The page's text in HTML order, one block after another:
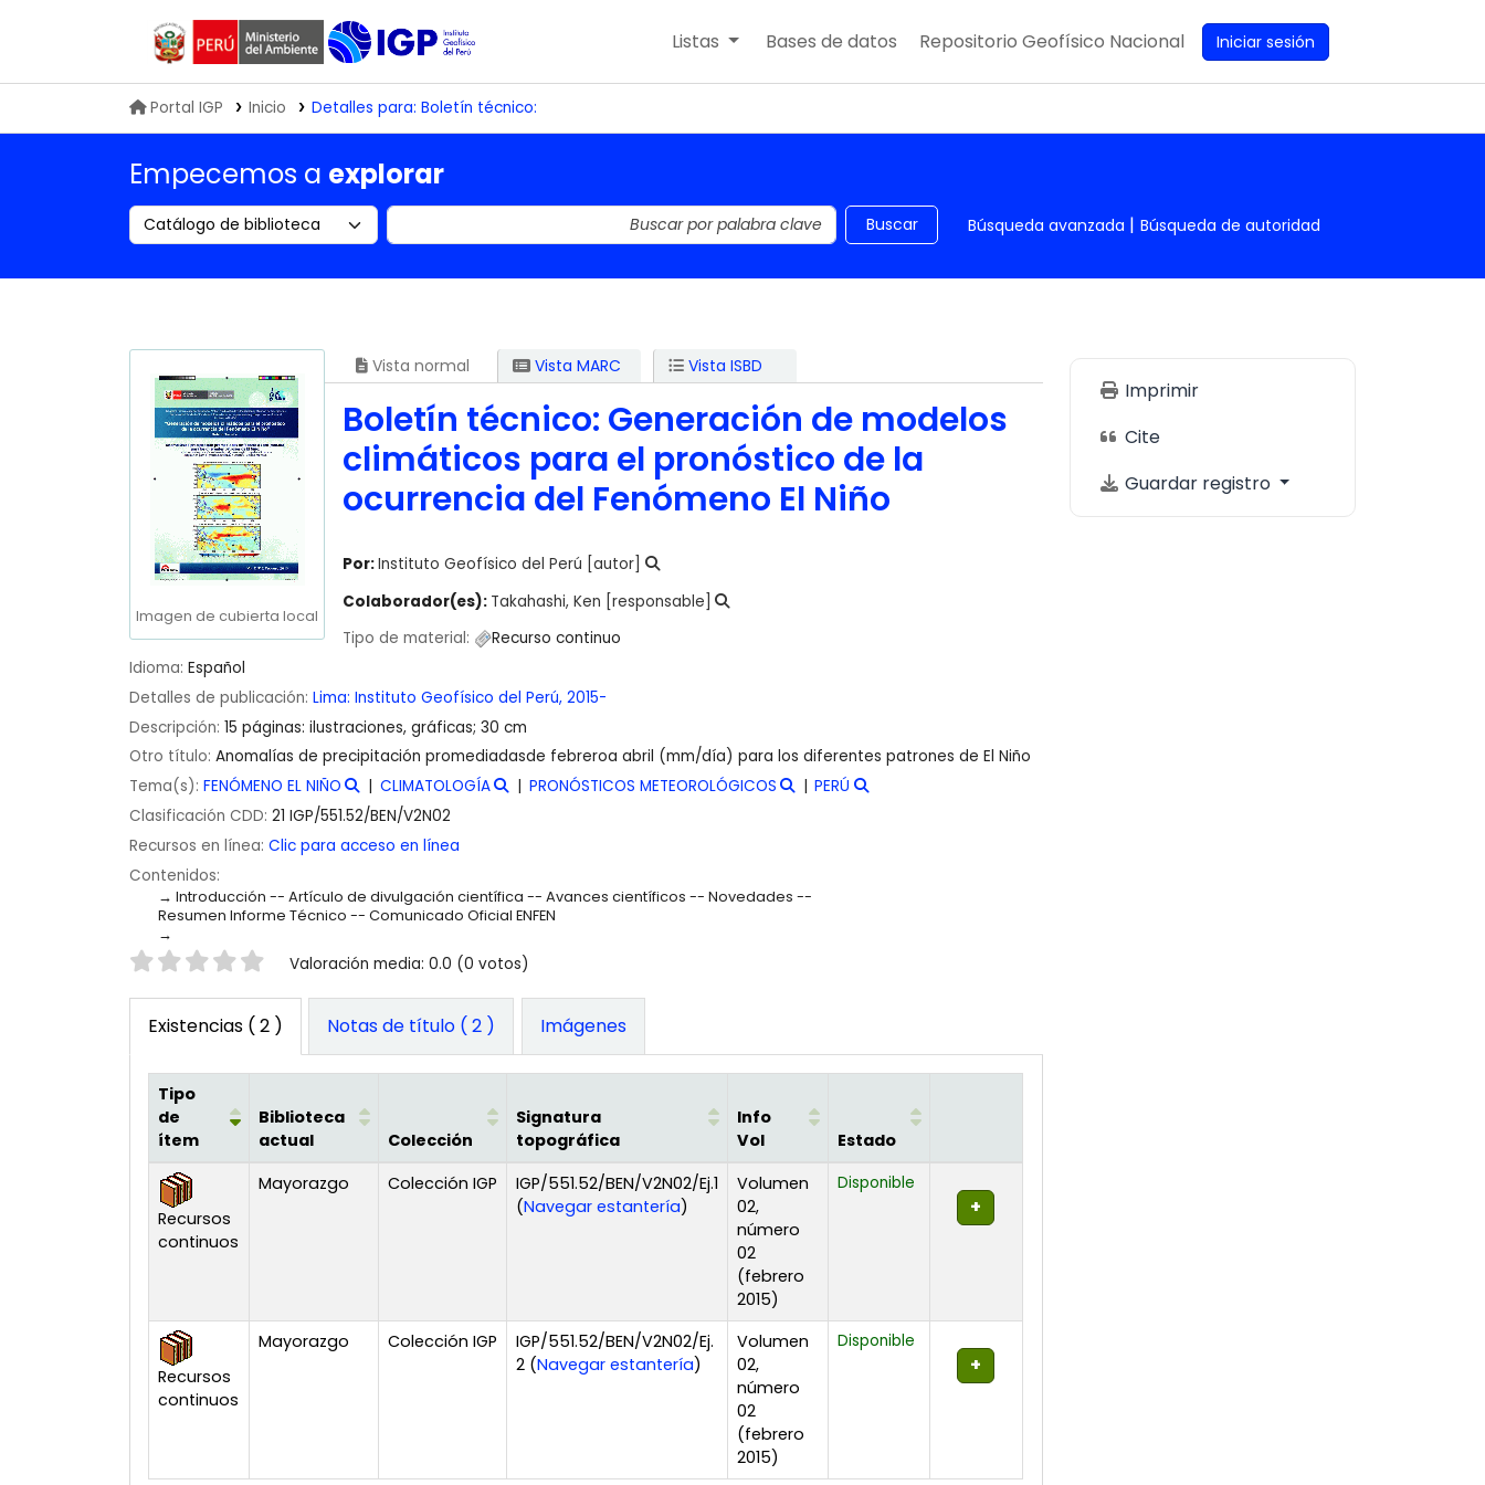
Biblioteca IGP
Listas Bases de datos Repositorio Geofísico Nacional Iniciar sesión
Portal IGP Inicio Detalles para: Boletín técnico:
Empecemos a explorar
Search the catalog by: Buscar en el catálogo por palabra clave Buscar Búsqueda avanzada Búsqueda de autoridad
Imagen de cubierta local
Vista normal Vista MARC Vista ISBD
Boletín técnico: Generación de modelos
climáticos para el pronóstico de la
ocurrencia del Fenómeno El Niño
Por:Instituto Geofísico del Perú [autor]
Colaborador(es): Takahashi, Ken [responsable]
Tipo de material:
Recurso continuo
Idioma: Español
Detalles de publicación: Lima: Instituto Geofísico del Perú, 2015-
Descripción: 15 páginas: ilustraciones, gráficas; 30 cm
Otro título: Anomalías de precipitación promediadasde febreroa abril (mm/día) para los diferentes patrones de El Niño
Tema(s): FENÓMENO EL NIÑO CLIMATOLOGÍA PRONÓSTICOS METEOROLÓGICOS
PERÚ
Clasificación CDD: 21 IGP/551.52/BEN/V2N02
Recursos en línea: Clic para acceso en línea
Contenidos:
Introducción -- Artículo de divulgación científica -- Avances científicos -- Novedades --
Resumen Informe Técnico -- Comunicado Oficial ENFEN
Valoración Valoración media: 0.0 (0 votos)
Existencias ( 2 ) Notas de título ( 2 ) Imágenes
Existencias
Tipo
de
ítem
Biblioteca
actual
Colección
Signatura
topográfica
Info
Vol
Estado
Recursos
continuos
Mayorazgo Colección IGP
IGP/551.52/BEN/V2N02/Ej.1
(Navegar estantería(Abre debajo)
)
Volumen
02,
número
02
(febrero
2015)
Disponible
Recursos
continuos
Mayorazgo Colección IGP
IGP/551.52/BEN/V2N02/Ej.
2 (Navegar estantería(Abre debajo)
)
Volumen
02,
número
02
(febrero
2015)
Disponible
Imprimir
Cite
Guardar registro